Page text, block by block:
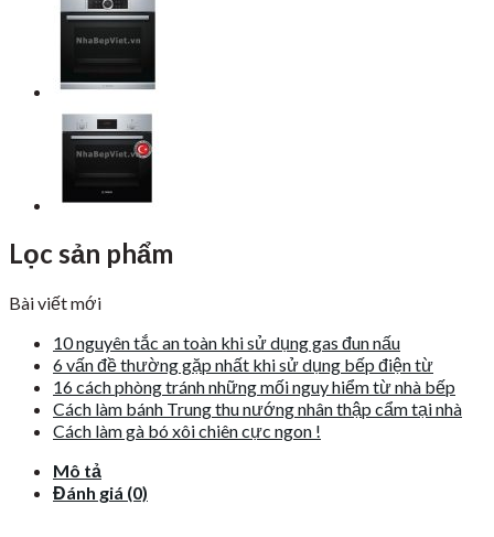
Lọc sản phẩm
Bài viết mới
10 nguyên tắc an toàn khi sử dụng gas đun nấu
6 vấn đề thường gặp nhất khi sử dụng bếp điện từ
16 cách phòng tránh những mối nguy hiểm từ nhà bếp
Cách làm bánh Trung thu nướng nhân thập cẩm tại nhà
Cách làm gà bó xôi chiên cực ngon !
Mô tả
Đánh giá (0)